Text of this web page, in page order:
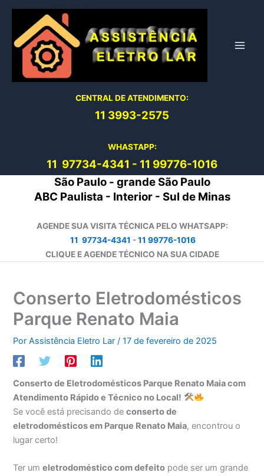
conteúdo
CENTRAL DE ATENDIMENTO:
11 3993-2575
WHASTAPP:
11 97734-4341 - 11 99776-1016
São Paulo - grande São Paulo
ABC Paulista - Interior - Sul de Minas
AGENDE SUA VISITA TÉCNICA PELO WHATSAPP:
11 97734-4341 -11 99776-1016
CLIQUE E AGENDE TÉCNICO NA SUA CIDADE
Conserto Eletrodomésticos
Parque Renato Maia
PorAssistência Eletro Lar/17 de fevereiro de 2025
Conserto de Eletrodomésticos Parque Renato Maia com
Atendimento Rápido e Técnico no Local!
Se você está precisando deconserto de
eletrodomésticos em Parque Renato Maia, encontrou o
lugar certo!
Ter umeletrodoméstico com defeito pode ser um grande